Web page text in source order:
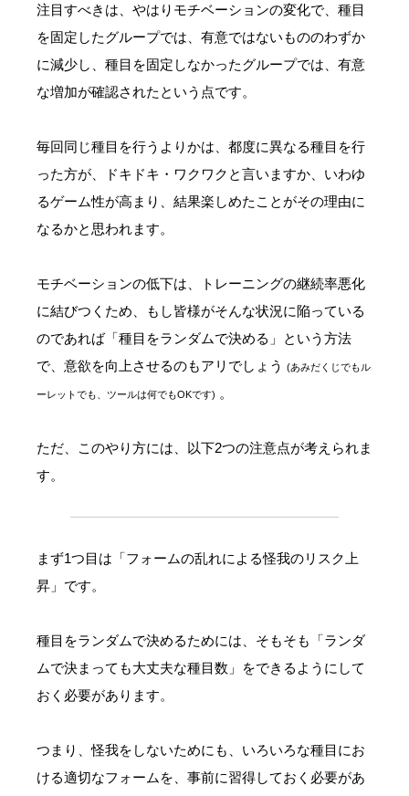
注目すべきは、やはりモチベーションの変化で、種目
を固定したグループでは、有意ではないもののわずか
に減少し、種目を固定しなかったグループでは、有意
な増加が確認されたという点です。
毎回同じ種目を行うよりかは、都度に異なる種目を行
った方が、ドキドキ・ワクワクと言いますか、いわゆ
るゲーム性が高まり、結果楽しめたことがその理由に
なるかと思われます。
モチベーションの低下は、トレーニングの継続率悪化
に結びつくため、もし皆様がそんな状況に陥っている
のであれば「種目をランダムで決める」という方法
で、意欲を向上させるのもアリでしょう
(あみだくじでもル
ーレットでも、ツールは何でもOKです) 。
ただ、このやり方には、以下2つの注意点が考えられま
す。
まず1つ目は「フォームの乱れによる怪我のリスク上
昇」です。
種目をランダムで決めるためには、そもそも「ランダ
ムで決まっても大丈夫な種目数」をできるようにして
おく必要があります。
つまり、怪我をしないためにも、いろいろな種目にお
ける適切なフォームを、事前に習得しておく必要があ